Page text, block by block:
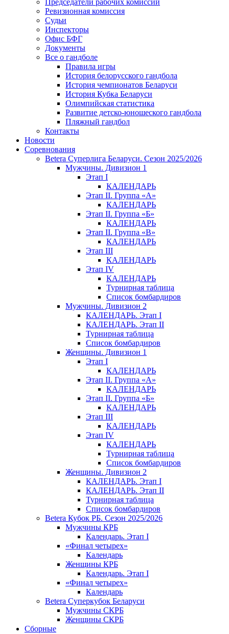
Председатели рабочих комиссий
Ревизионная комиссия
Судьи
Инспекторы
Офис БФГ
Документы
Все о гандболе
Правила игры
История белорусского гандбола
История чемпионатов Беларуси
История Кубка Беларуси
Олимпийская статистика
Развитие детско-юношеского гандбола
Пляжный гандбол
Контакты
Новости
Соревнования
Betera Суперлига Беларуси. Сезон 2025/2026
Мужчины. Дивизион 1
Этап I
КАЛЕНДАРЬ
Этап II. Группа «А»
КАЛЕНДАРЬ
Этап II. Группа «Б»
КАЛЕНДАРЬ
Этап II. Группа «В»
КАЛЕНДАРЬ
Этап III
КАЛЕНДАРЬ
Этап IV
КАЛЕНДАРЬ
Турнирная таблица
Список бомбардиров
Мужчины. Дивизион 2
КАЛЕНДАРЬ. Этап I
КАЛЕНДАРЬ. Этап II
Турнирная таблица
Список бомбардиров
Женщины. Дивизион 1
Этап I
КАЛЕНДАРЬ
Этап II. Группа «А»
КАЛЕНДАРЬ
Этап II. Группа «Б»
КАЛЕНДАРЬ
Этап III
КАЛЕНДАРЬ
Этап IV
КАЛЕНДАРЬ
Турнирная таблица
Список бомбардиров
Женщины. Дивизион 2
КАЛЕНДАРЬ. Этап I
КАЛЕНДАРЬ. Этап II
Турнирная таблица
Список бомбардиров
Betera Кубок РБ. Сезон 2025/2026
Мужчины КРБ
Календарь. Этап I
«Финал четырех»
Календарь
Женщины КРБ
Календарь. Этап I
«Финал четырех»
Календарь
Betera Суперкубок Беларуси
Мужчины СКРБ
Женщины СКРБ
Сборные